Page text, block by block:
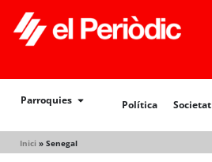
Parroquies Política Societat
Inici » Senegal
Política Societat